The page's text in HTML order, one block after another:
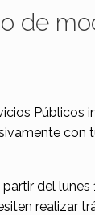
de
Públicos
con
del
realizar